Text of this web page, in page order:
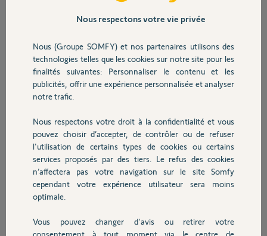
Sécurité
Domotique
Chauffage
Autres produits
Devis avec un pro
Voici le PIN : 2082-0020-1178
Le pont n'aboutit jamais "Impossible d'ajouter l'accessoire"
Cécile D.
Participer au fil de discussion
Réponses
Bonsoir
Si vous n'avez pas l'un des matériels présent dans la liste ci jointe, la
liaison ne peut pas se faire
https://service.somfy.com/downloads/ch_v5/listede_compati...
Nous respectons votre vie privée
Nous (Groupe SOMFY) et nos partenaires utilisons des
technologies telles que les cookies sur notre site pour les
finalités suivantes: Personnaliser le contenu et les
publicités, offrir une expérience personnalisée et analyser
notre trafic.
Nous respectons votre droit à la confidentialité et vous
pouvez choisir d’accepter, de contrôler ou de refuser
l'utilisation de certains types de cookies ou certains
services proposés par des tiers. Le refus des cookies
n’affectera pas votre navigation sur le site Somfy
cependant votre expérience utilisateur sera moins
optimale.
Vous pouvez changer d'avis ou retirer votre
consentement à tout moment via le centre de